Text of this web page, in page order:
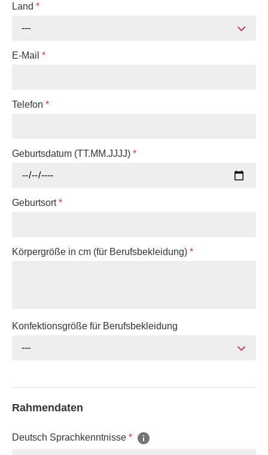
Land *
---
E-Mail *
Telefon *
Geburtsdatum (TT.MM.JJJJ) *
Geburtsort*
Körpergröße in cm (für Berufsbekleidung) *
Konfektionsgröße für Berufsbekleidung
---
Rahmendaten
Deutsch Sprachkenntnisse *